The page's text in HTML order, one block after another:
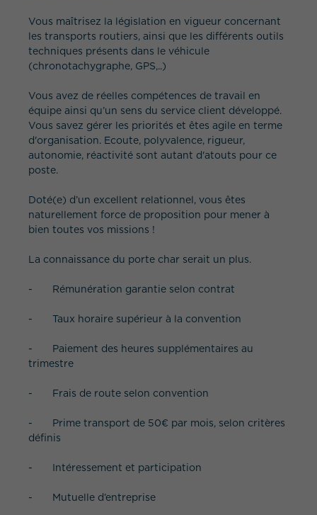
Vous maîtrisez la législation en vigueur concernant
les transports routiers, ainsi que les différents outils
techniques présents dans le véhicule
(chronotachygraphe, GPS,..)
Vous avez de réelles compétences de travail en
équipe ainsi qu’un sens du service client développé.
Vous savez gérer les priorités et êtes agile en terme
d'organisation. Ecoute, polyvalence, rigueur,
autonomie, réactivité sont autant d'atouts pour ce
poste.
Doté(e) d’un excellent relationnel, vous êtes
naturellement force de proposition pour mener à
bien toutes vos missions !
La connaissance du porte char serait un plus.
- Rémunération garantie selon contrat
- Taux horaire supérieur à la convention
- Paiement des heures supplémentaires au
trimestre
- Frais de route selon convention
- Prime transport de 50€ par mois, selon critères
définis
- Intéressement et participation
- Mutuelle d’entreprise